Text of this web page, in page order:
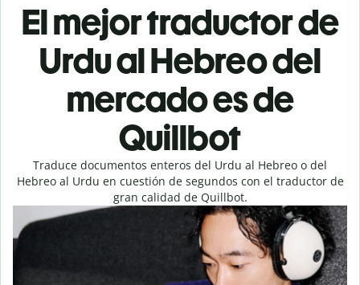
El mejor traductor de
Urdu al Hebreo del
mercado es de
Quillbot
Traduce documentos enteros del Urdu al Hebreo o del
Hebreo al Urdu en cuestión de segundos con el traductor de
gran calidad de Quillbot.